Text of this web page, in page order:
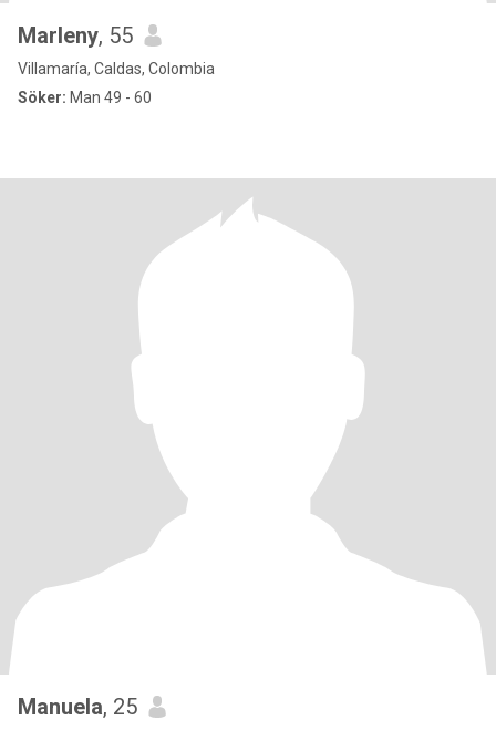
Marleny, 55
Villamaría, Caldas, Colombia
Söker: Man 49 - 60
Manuela, 25